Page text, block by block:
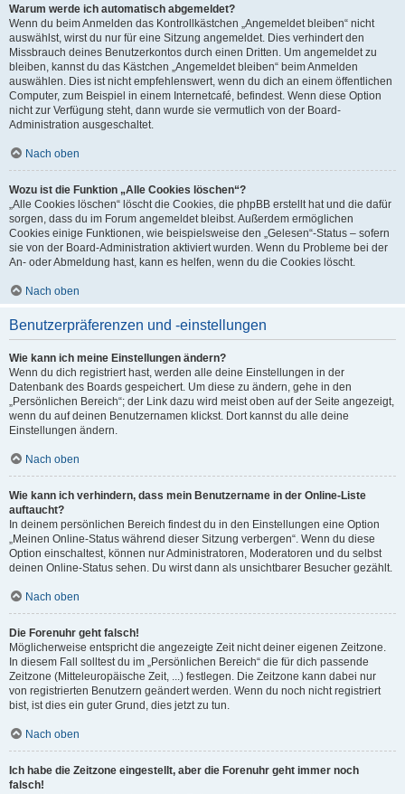
Warum werde ich automatisch abgemeldet?
Wenn du beim Anmelden das Kontrollkästchen „Angemeldet bleiben“ nicht
auswählst, wirst du nur für eine Sitzung angemeldet. Dies verhindert den
Missbrauch deines Benutzerkontos durch einen Dritten. Um angemeldet zu
bleiben, kannst du das Kästchen „Angemeldet bleiben“ beim Anmelden
auswählen. Dies ist nicht empfehlenswert, wenn du dich an einem öffentlichen
Computer, zum Beispiel in einem Internetcafé, befindest. Wenn diese Option
nicht zur Verfügung steht, dann wurde sie vermutlich von der Board-
Administration ausgeschaltet.
Nach oben
Wozu ist die Funktion „Alle Cookies löschen“?
„Alle Cookies löschen“ löscht die Cookies, die phpBB erstellt hat und die dafür
sorgen, dass du im Forum angemeldet bleibst. Außerdem ermöglichen
Cookies einige Funktionen, wie beispielsweise den „Gelesen“-Status – sofern
sie von der Board-Administration aktiviert wurden. Wenn du Probleme bei der
An- oder Abmeldung hast, kann es helfen, wenn du die Cookies löscht.
Nach oben
Benutzerpräferenzen und -einstellungen
Wie kann ich meine Einstellungen ändern?
Wenn du dich registriert hast, werden alle deine Einstellungen in der
Datenbank des Boards gespeichert. Um diese zu ändern, gehe in den
„Persönlichen Bereich“; der Link dazu wird meist oben auf der Seite angezeigt,
wenn du auf deinen Benutzernamen klickst. Dort kannst du alle deine
Einstellungen ändern.
Nach oben
Wie kann ich verhindern, dass mein Benutzername in der Online-Liste
auftaucht?
In deinem persönlichen Bereich findest du in den Einstellungen eine Option
„Meinen Online-Status während dieser Sitzung verbergen“. Wenn du diese
Option einschaltest, können nur Administratoren, Moderatoren und du selbst
deinen Online-Status sehen. Du wirst dann als unsichtbarer Besucher gezählt.
Nach oben
Die Forenuhr geht falsch!
Möglicherweise entspricht die angezeigte Zeit nicht deiner eigenen Zeitzone.
In diesem Fall solltest du im „Persönlichen Bereich“ die für dich passende
Zeitzone (Mitteleuropäische Zeit, ...) festlegen. Die Zeitzone kann dabei nur
von registrierten Benutzern geändert werden. Wenn du noch nicht registriert
bist, ist dies ein guter Grund, dies jetzt zu tun.
Nach oben
Ich habe die Zeitzone eingestellt, aber die Forenuhr geht immer noch
falsch!